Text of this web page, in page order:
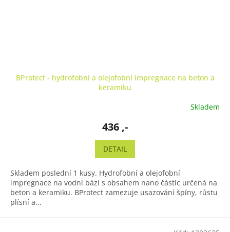
BProtect - hydrofobní a olejofobní impregnace na beton a
keramiku
Skladem
436 ,-
DETAIL
Skladem poslední 1 kusy. Hydrofobní a olejofobní
impregnace na vodní bázi s obsahem nano částic určená na
beton a keramiku. BProtect zamezuje usazování špíny, růstu
plísní a...